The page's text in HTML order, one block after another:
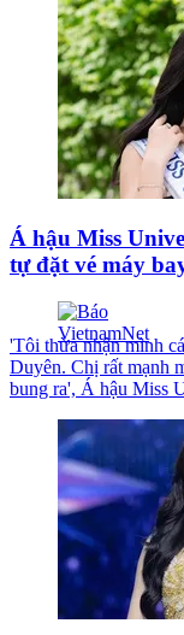
Á hậu Miss
tự đặt vé máy
'Tôi thừa nhận mình
Duyên. Chị rất mạnh
bung ra', Á hậu Miss